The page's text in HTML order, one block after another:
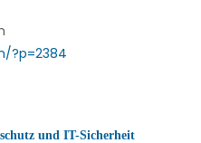
?p=2384
und IT-Sicherheit